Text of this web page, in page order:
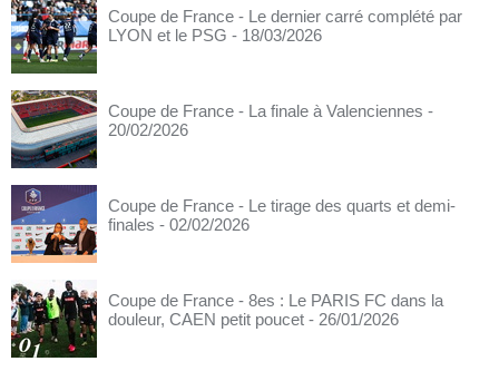
Coupe de France - Le dernier carré complété par
LYON et le PSG - 18/03/2026
Coupe de France - La finale à Valenciennes -
20/02/2026
Coupe de France - Le tirage des quarts et demi-
finales - 02/02/2026
Coupe de France - 8es : Le PARIS FC dans la
douleur, CAEN petit poucet - 26/01/2026